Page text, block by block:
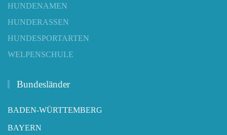
HUNDENAMEN
HUNDERASSEN
HUNDESPORTARTEN
WELPENSCHULE
Bundesländer
BADEN-WÜRTTEMBERG
BAYERN